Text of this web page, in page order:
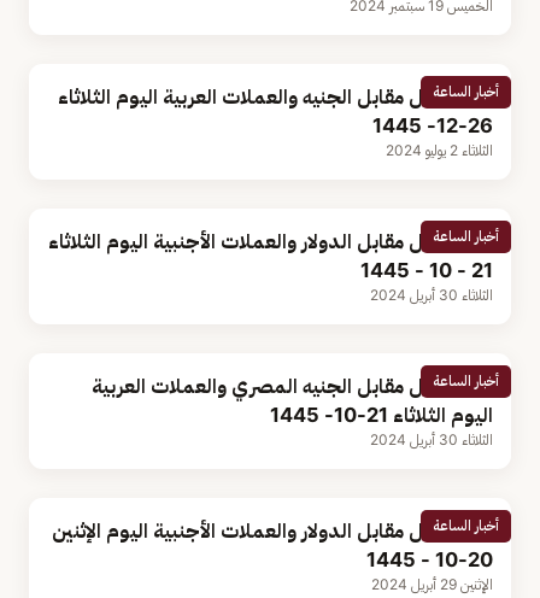
الخميس 19 سبتمبر 2024
أخبار الساعة
سعر الريال مقابل الجنيه والعملات العربية اليوم الثلاثاء
26-12- 1445
الثلاثاء 2 يوليو 2024
أخبار الساعة
سعر الريال مقابل الدولار والعملات الأجنبية اليوم الثلاثاء
21 - 10 - 1445
الثلاثاء 30 أبريل 2024
أخبار الساعة
سعر الريال مقابل الجنيه المصري والعملات العربية
اليوم الثلاثاء 21-10- 1445
الثلاثاء 30 أبريل 2024
أخبار الساعة
سعر الريال مقابل الدولار والعملات الأجنبية اليوم الإثنين
20-10 - 1445
الإثنين 29 أبريل 2024